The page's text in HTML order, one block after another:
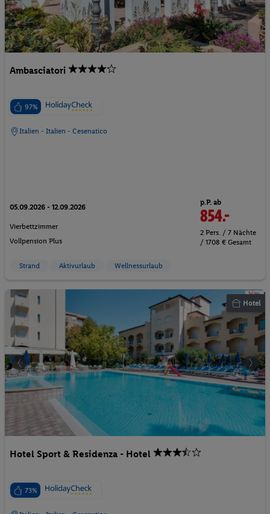
Ambasciatori
97%
Italien - Italien - Cesenatico
05.09.2026 - 12.09.2026
Vierbettzimmer
Vollpension Plus
p.P. ab
854.-
2 Pers. / 7 Nächte
/ 1708 € Gesamt
Strand Aktivurlaub Wellnessurlaub
Hotel
Hotel Sport & Residenza - Hotel
73%